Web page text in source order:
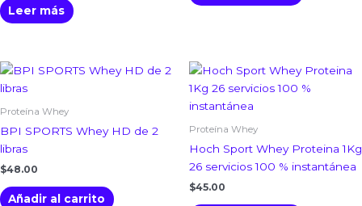
Leer más
Proteína Whey
BPI SPORTS Whey HD de 2
libras
$48.00
Añadir al carrito
Proteína Whey
Hoch Sport Whey Proteina 1Kg
26 servicios 100 % instantánea
$45.00